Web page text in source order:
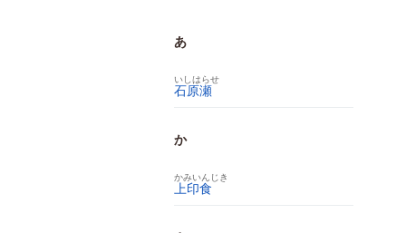
あ
いしはらせ
石原瀬
か
かみいんじき
上印食